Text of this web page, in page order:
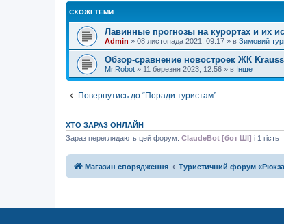
СХОЖІ ТЕМИ
Лавинные прогнозы на курортах и их
Admin » 08 листопада 2021, 09:17 » в Зимовий
Обзор-сравнение новостроек ЖК
Mr.Robot » 11 березня 2023, 12:56 » в Інше
Повернутись до “Поради туристам”
ХТО ЗАРАЗ ОНЛАЙН
Зараз переглядають цей форум: ClaudeBot [бот ШІ] і 1 гість
Магазин спорядження Туристичний форум